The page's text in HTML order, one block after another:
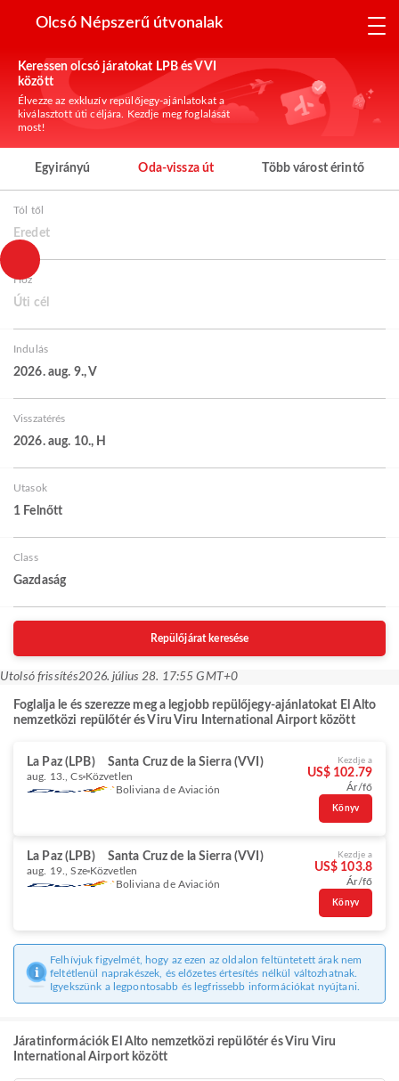
Olcsó Népszerű útvonalak
Keressen olcsó járatokat LPB és VVI
között
Élvezze az exkluzív repülőjegy-ajánlatokat a
kiválasztott úti céljára. Kezdje meg foglalását
most!
Egyirányú Oda-vissza út Több várost érintő
Tól től
Eredet
Hoz
Úti cél
Indulás
2026. aug. 9., V
Visszatérés
2026. aug. 10., H
Utasok
1 Felnőtt
Class
Gazdaság
Repülőjárat keresése
Utolsó frissítés2026. július 28. 17:55 GMT+0
Foglalja le és szerezze meg a legjobb repülőjegy-ajánlatokat El Alto
nemzetközi repülőtér és Viru Viru International Airport között
La Paz (LPB) Santa Cruz de la Sierra (VVI)
aug. 13., Cs Közvetlen
Boliviana de Aviación
Kezdje a
US$ 102.79
Ár/fő
Könyv
La Paz (LPB) Santa Cruz de la Sierra (VVI)
aug. 19., Sze Közvetlen
Boliviana de Aviación
Kezdje a
US$ 103.8
Ár/fő
Könyv
Felhívjuk figyelmét, hogy az ezen az oldalon feltüntetett árak nem
feltétlenül naprakészek, és előzetes értesítés nélkül változhatnak.
Igyekszünk a legpontosabb és legfrissebb információkat nyújtani.
Járatinformációk El Alto nemzetközi repülőtér és Viru Viru
International Airport között